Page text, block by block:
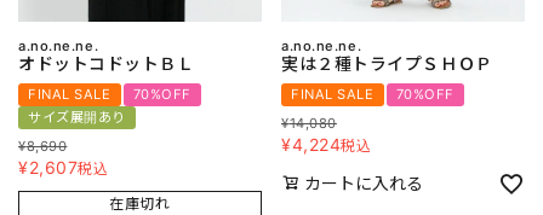
a.no.ne.ne.
オドットコドットＢＬ
FINAL SALE
70%OFF
サイズ展開あり
¥8,690
¥2,607税込
在庫切れ
a.no.ne.ne.
実は２種トライプＳＨＯＰ
FINAL SALE
70%OFF
¥14,080
¥4,224税込
カートに入れる